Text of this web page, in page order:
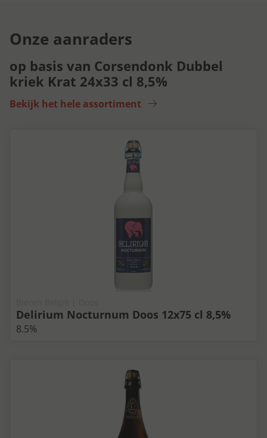
Onze aanraders
op basis van Corsendonk Dubbel
kriek Krat 24x33 cl 8,5%
Bekijk het hele assortiment
Delirium Nocturnum Doos 12x75 cl 8,5%
8.5%